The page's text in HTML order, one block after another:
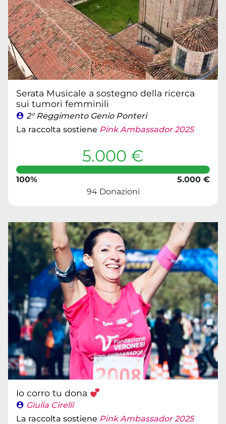
Serata Musicale a sostegno della ricerca
sui tumori femminili
2° Reggimento Genio Ponteri
La raccolta sostiene Pink Ambassador 2025
5.000 €
100%
5.000 €
94 Donazioni
Io corro tu dona
Giulia Cirelli
La raccolta sostiene Pink Ambassador 2025